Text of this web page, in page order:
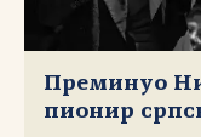
Преминуо
пионир